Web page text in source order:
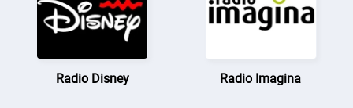
Radio Disney Radio Imagina